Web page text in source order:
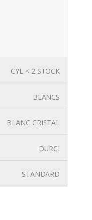
CYL < 2 STOCK
BLANCS
BLANC CRISTAL
DURCI
STANDARD